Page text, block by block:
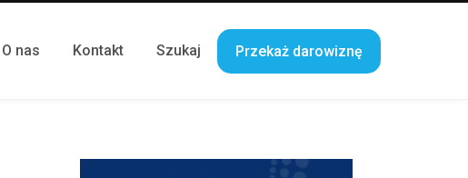
O nas Kontakt Szukaj Przekaż darowiznę